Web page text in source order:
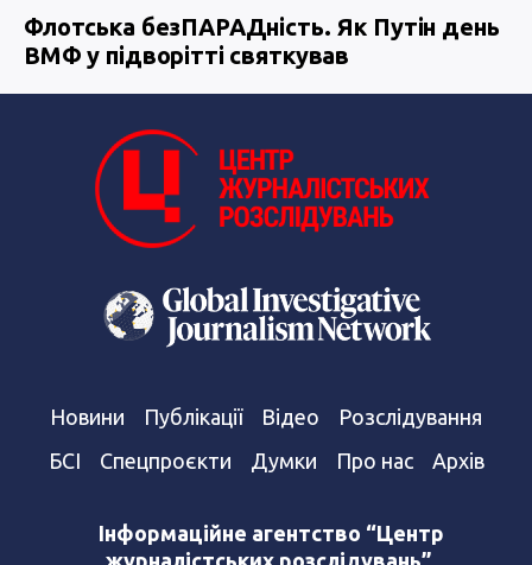
Флотська безПАРАДність. Як Путін день
ВМФ у підворітті святкував
Новини Публікації Відео
Розслідування
БСІ
Спецпроєкти Думки Про нас Архів
Інформаційне агентство “Центр